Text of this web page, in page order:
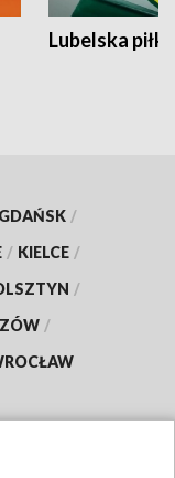
Lubelska piłka
GDAŃSK /
/ KIELCE /
/
/